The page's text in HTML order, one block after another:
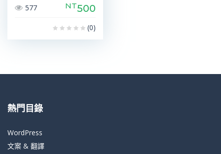
577 NT500
(0)
熱門目錄
WordPress
文案 & 翻譯